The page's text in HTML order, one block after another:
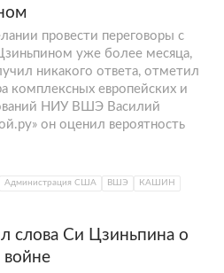
провести переговоры с
уже более месяца,
никакого ответа, отметил
комплексных европейских и
НИУ ВШЭ Василий
он оценил вероятность
Администрация США ВШЭ
КАШИН
слова Си Цзиньпина о
войне